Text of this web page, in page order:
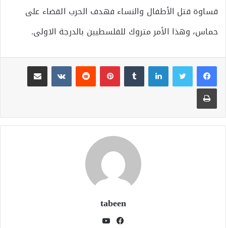
قساوة قتل الأطفال والنساء فهدف الحرب القضاء على
حماس، وهذا الأمر متروك للفلسطيين بالدرجة الاولى.
لينكدإن بينتيريست
مشاركة عبر البريد
طباعة
tabeen
فيسبوك